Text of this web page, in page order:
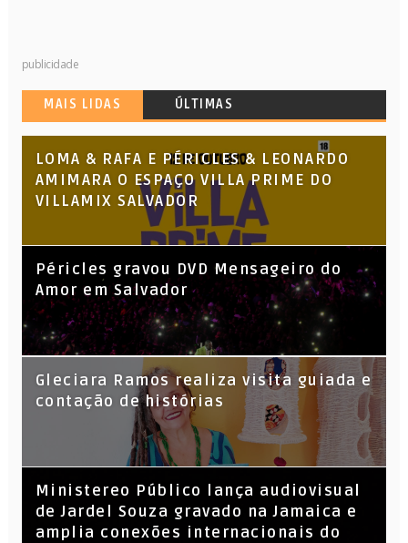
publicidade
MAIS LIDAS ÚLTIMAS
LOMA & RAFA E PÉRICLES & LEONARDO
AMIMARA O ESPAÇO VILLA PRIME DO
VILLAMIX SALVADOR
Péricles gravou DVD Mensageiro do
Amor em Salvador
KL Jay (Racionais MC’s), DJ Raíz e DJ
Leandro Vitrola na BIGSHAKE 14
Gleciara Ramos realiza visita guiada e
contação de histórias
​Ministereo Público lança audiovisual
de Jardel Souza gravado na Jamaica e
amplia conexões internacionais do